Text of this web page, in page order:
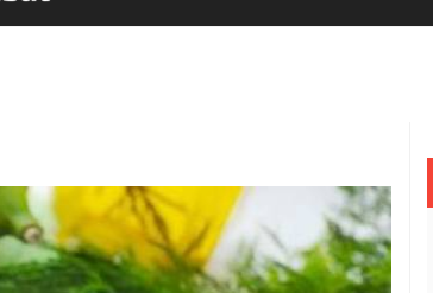
Warga OAP Blokade Jalan Cenderawasih Timika